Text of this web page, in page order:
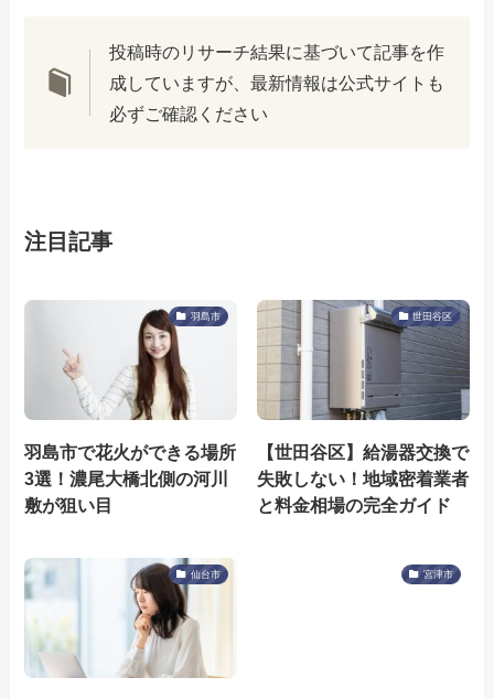
投稿時のリサーチ結果に基づいて記事を作
成していますが、最新情報は公式サイトも
必ずご確認ください
注目記事
羽島市
羽島市で花火ができる場所
3選！濃尾大橋北側の河川
敷が狙い目
世田谷区
【世田谷区】給湯器交換で
失敗しない！地域密着業者
と料金相場の完全ガイド
仙台市 宮津市